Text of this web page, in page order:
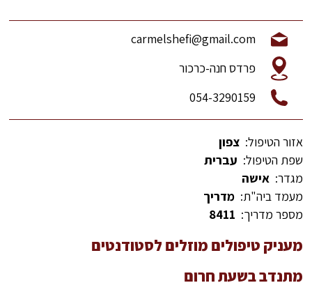
carmelshefi@gmail.com
פרדס חנה-כרכור
054-3290159
אזור הטיפול: צפון
שפת הטיפול: עברית
מגדר: אישה
מעמד ביה"ת: מדריך
מספר מדריך: 8411
מעניק טיפולים מוזלים לסטודנטים
מתנדב בשעת חרום